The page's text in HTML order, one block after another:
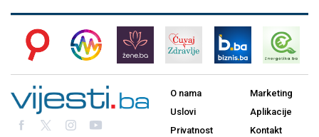
O nama
Uslovi
Privatnost
Marketing
Aplikacije
Kontakt